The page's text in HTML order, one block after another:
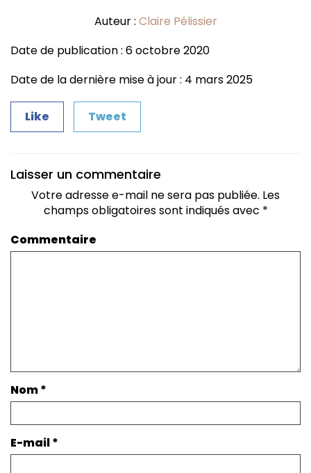
Auteur : Claire Pélissier
Date de publication : 6 octobre 2020
Date de la dernière mise à jour : 4 mars 2025
Like Tweet
Laisser un commentaire
Votre adresse e-mail ne sera pas publiée. Les
champs obligatoires sont indiqués avec *
Commentaire
Nom*
E-mail*